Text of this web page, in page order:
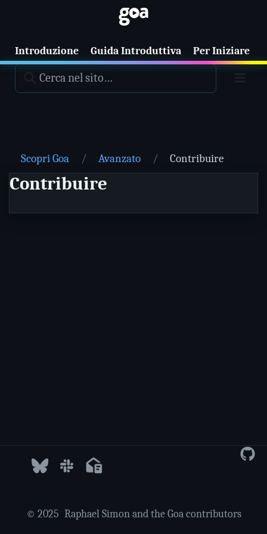
Introduzione Guida Introduttiva Per Iniziare
Scopri Goa Avanzato Contribuire
Contribuire
© 2025 Raphael Simon and the Goa contributors